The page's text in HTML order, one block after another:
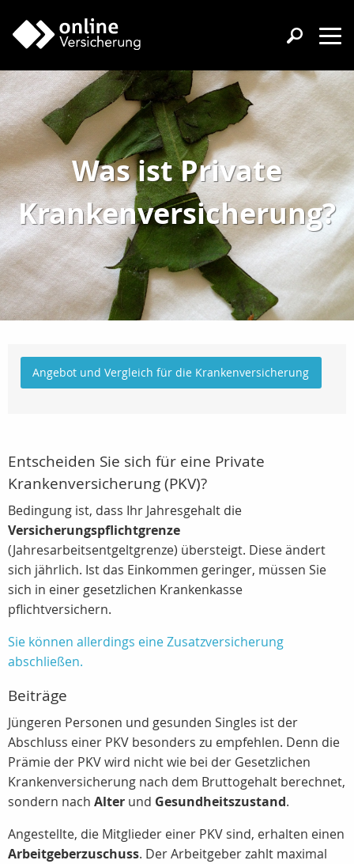
Was ist Private
Krankenversicherung?
Angebot und Vergleich für die Krankenversicherung
Entscheiden Sie sich für eine Private
Krankenversicherung (PKV)?
Bedingung ist, dass Ihr Jahresgehalt die
Versicherungspflichtgrenze
(Jahresarbeitsentgeltgrenze) übersteigt. Diese ändert
sich jährlich. Ist das Einkommen geringer, müssen Sie
sich in einer gesetzlichen Krankenkasse
pflichtversichern.
Sie können allerdings eine Zusatzversicherung
abschließen.
Beiträge
Jüngeren Personen und gesunden Singles ist der
Abschluss einer PKV besonders zu empfehlen. Denn die
Prämie der PKV wird nicht wie bei der Gesetzlichen
Krankenversicherung nach dem Bruttogehalt berechnet,
sondern nach Alter und Gesundheitszustand.
Angestellte, die Mitglieder einer PKV sind, erhalten einen
Arbeitgeberzuschuss. Der Arbeitgeber zahlt maximal